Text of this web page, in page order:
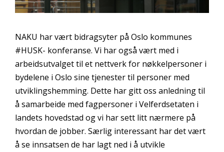
NAKU har vært bidragsyter på Oslo kommunes
#HUSK- konferanse. Vi har også vært med i
arbeidsutvalget til et nettverk for nøkkelpersoner i
bydelene i Oslo sine tjenester til personer med
utviklingshemming. Dette har gitt oss anledning til
å samarbeide med fagpersoner i Velferdsetaten i
landets hovedstad og vi har sett litt nærmere på
hvordan de jobber. Særlig interessant har det vært
å se innsatsen de har lagt ned i å utvikle